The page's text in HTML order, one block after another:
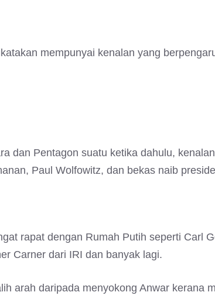
mempunyai kenalan yang
dan Pentagon suatu ketika dahulu,
Paul Wolfowitz, dan bekas naib
rapat dengan Rumah Putih seperti Carl
Carner dari IRI dan banyak lagi.
arah daripada menyokong Anwar kerana